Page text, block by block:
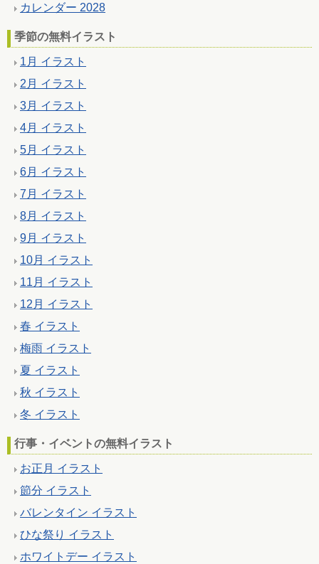
カレンダー 2028
季節の無料イラスト
1月 イラスト
2月 イラスト
3月 イラスト
4月 イラスト
5月 イラスト
6月 イラスト
7月 イラスト
8月 イラスト
9月 イラスト
10月 イラスト
11月 イラスト
12月 イラスト
春 イラスト
梅雨 イラスト
夏 イラスト
秋 イラスト
冬 イラスト
行事・イベントの無料イラスト
お正月 イラスト
節分 イラスト
バレンタイン イラスト
ひな祭り イラスト
ホワイトデー イラスト